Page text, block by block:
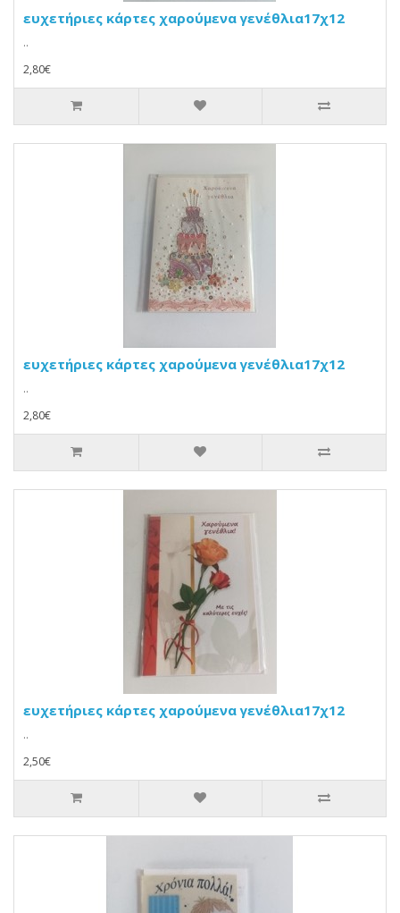
ευχετήριες κάρτες χαρούμενα γενέθλια17χ12
..
2,80€
ευχετήριες κάρτες χαρούμενα γενέθλια17χ12
..
2,80€
ευχετήριες κάρτες χαρούμενα γενέθλια17χ12
..
2,50€